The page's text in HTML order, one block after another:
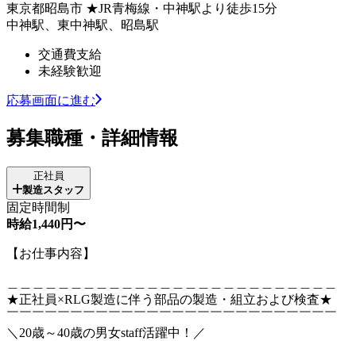
東京都昭島市 ★JR青梅線・中神駅より徒歩15分
中神駅、東中神駅、昭島駅
交通費支給
未経験歓迎
応募画面に進む
募集職種・詳細情報
正社員
製造スタッフ
固定時間制
時給1,440円〜
【お仕事内容】
★正社員×RLG製造に伴う部品の製造・組立および検査★
￣￣￣￣￣￣￣￣￣￣￣￣￣￣￣￣￣￣￣￣￣￣￣￣￣￣
＼20歳～40歳の男女staff活躍中！／